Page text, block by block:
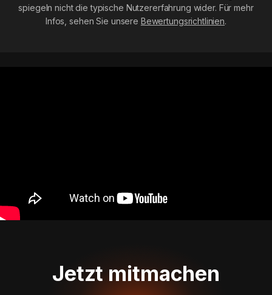
spiegeln nicht die typische Nutzererfahrung wider. Für mehr
Infos, sehen Sie unsere Bewertungsrichtlinien.
Jetzt mitmachen